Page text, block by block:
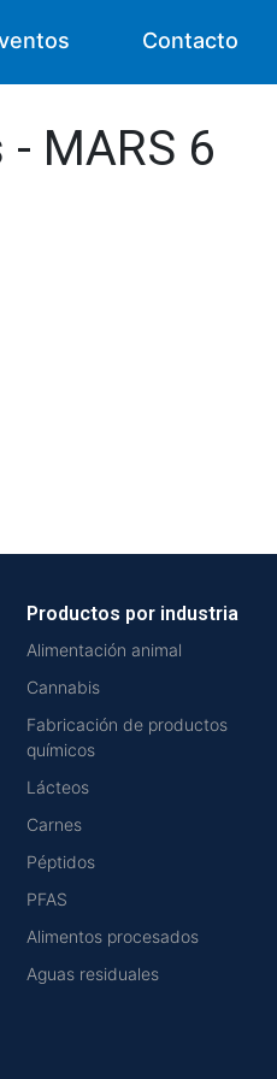
Contacto
MARS 6
Productos por industria
Alimentación animal
Cannabis
Fabricación de productos
químicos
Lácteos
Carnes
Péptidos
PFAS
Alimentos procesados
Aguas residuales